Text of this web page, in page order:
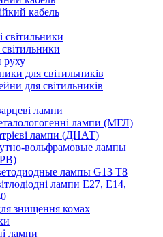
кабель
світильники
руху
для світильників
для світильників
лампи
лампи (МГЛ)
лампи (ДНАТ)
вольфрамовые лампы
лампы G13 Т8
лампи E27, E14,
знищення комах
лампи